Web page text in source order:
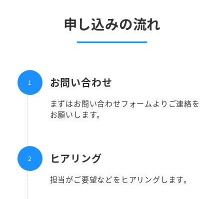
申し込みの流れ
お問い合わせ
まずはお問い合わせフォームよりご連絡を
お願いします。
ヒアリング
担当がご要望などをヒアリングします。